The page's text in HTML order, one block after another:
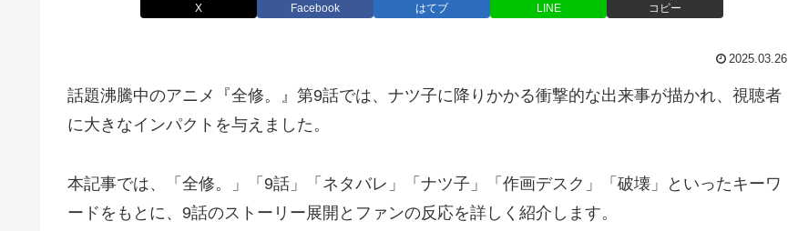
X Facebook はてブ LINE コピー
2025.03.26
話題沸騰中のアニメ『全修。』第9話では、ナツ子に降りかかる衝撃的な出来事が描かれ、視聴者
に大きなインパクトを与えました。
本記事では、「全修。」「9話」「ネタバレ」「ナツ子」「作画デスク」「破壊」といったキーワ
ードをもとに、9話のストーリー展開とファンの反応を詳しく紹介します。